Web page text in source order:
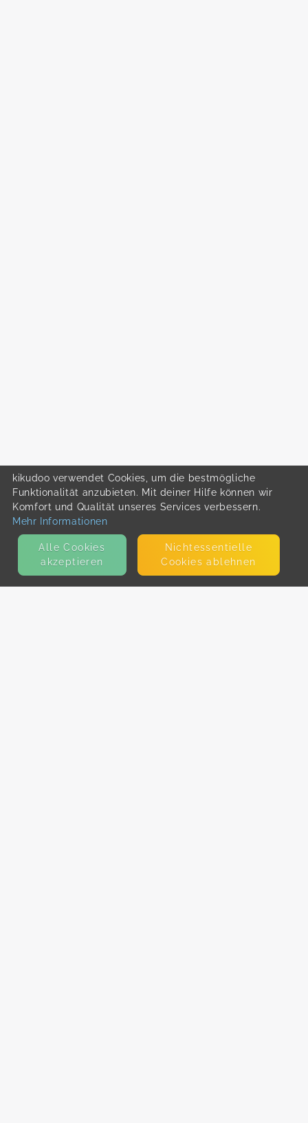
kikudoo verwendet Cookies, um die bestmögliche
Funktionalität anzubieten. Mit deiner Hilfe können wir
Komfort und Qualität unseres Services verbessern.
Mehr Informationen
Alle Cookies
akzeptieren
Nicht­essentielle
Cookies ablehnen